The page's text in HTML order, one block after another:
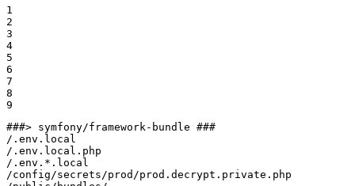
1
2
3
4
5
6
7
8
9
###> symfony/framework-bundle ###
/.env.local
/.env.local.php
/.env.*.local
/config/secrets/prod/prod.decrypt.private.php